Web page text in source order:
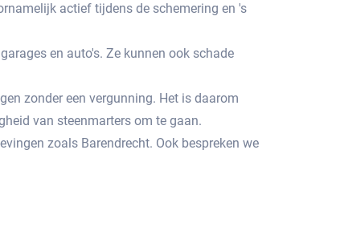
actief tijdens de schemering en 's
en auto's.​ Ze kunnen ook schade
zonder een vergunning.​ Het is daarom
van steenmarters om te gaan.
zoals Barendrecht.​ Ook bespreken we